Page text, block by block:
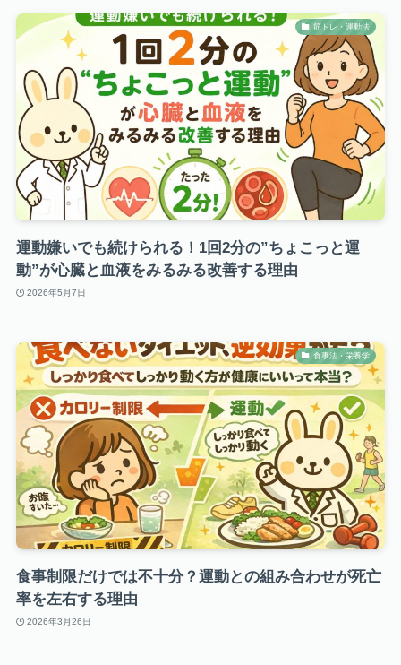
筋トレ・運動法
運動嫌いでも続けられる！1回2分の”ちょこっと運
動”が心臓と血液をみるみる改善する理由
2026年5月7日
食事法・栄養学
食事制限だけでは不十分？運動との組み合わせが死亡
率を左右する理由
2026年3月26日